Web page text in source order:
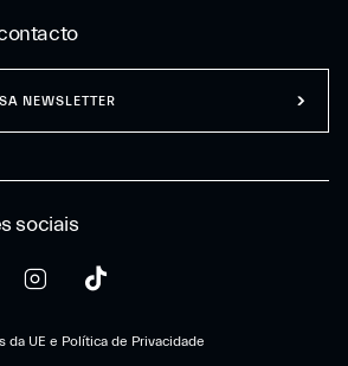
sociais
da UE e Política de Privacidade
NEWSLETTER